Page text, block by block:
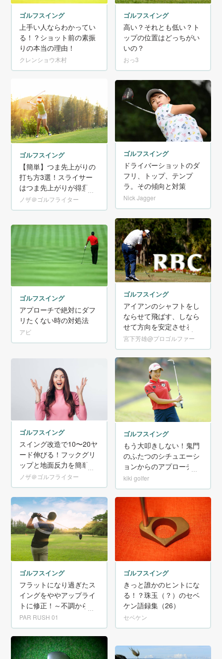
ゴルフスイング
上手い人ならわかってい
る！？ショット前の素振
りの本当の理由！
クレンショウ木村
ゴルフスイング
高い？それとも低い？ト
ップの位置はどっちがい
いの？
おっ3
ゴルフスイング
【簡単】つま先上がりの
打ち方3選！スライサー
はつま先上がりが得意に
ならないとダメ？
ノザ＠ゴルフライター
ゴルフスイング
ドライバーショットのダ
フリ、トップ、テンプ
ラ。その傾向と対策
Nick Jagger
ゴルフスイング
アプローチで絶対にダフ
リたくない時の対処法
アビ
ゴルフスイング
アイアンのシャフトをし
ならせて飛ばす、しなら
せて方向を安定させる
宮下芳雄@プロゴルファー
ゴルフスイング
スイング改造で10〜20ヤ
ード伸びる！フックグリ
ップと地面反力を簡単に
説明します！【動画あ
り】
ノザ＠ゴルフライター
ゴルフスイング
もう大叩きしない！鬼門
のふたつのシチュエーシ
ョンからのアプローチ方
法
kiki golfer
ゴルフスイング
フラットになり過ぎたス
イングをややアップライ
トに修正！～不調からの
脱出vol.4
PAR RUSH 01
ゴルフスイング
きっと誰かのヒントにな
る！？珠玉（？）のセベ
ケン語録集（26）
セベケン